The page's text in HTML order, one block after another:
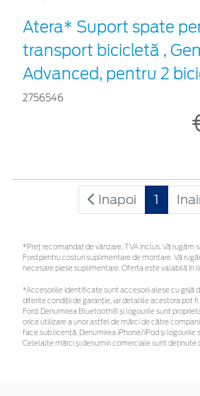
Atera* Suport spate
transport bicicletă ,
Advanced, pentru 2
2756546
Inapoi 1
*Preţ recomandat de vânzare, TVA inclus. Vă rugăm
Ford pentru costuri suplimentare de montare. Vă
necesare piese suplimentare. Oferta este valabilă în
*Accesoriile identificate sunt accesorii alese cu grijă
diferite condiții de garanție, iar detaliile acestora pot
Ford. Denumirea Bluetooth® și logourile sunt
orice utilizare a unor astfel de mărci de către
face sub licență. Denumirea iPhone/iPod și logourile
Celelalte mărci și denumiri comerciale sunt deținute